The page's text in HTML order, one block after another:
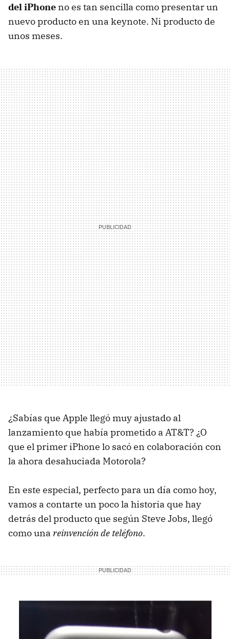
del iPhone no es tan sencilla como presentar un
nuevo producto en una keynote. Ni producto de
unos meses.
¿Sabías que Apple llegó muy ajustado al
lanzamiento que había prometido a AT&T? ¿O
que el primer iPhone lo sacó en colaboración con
la ahora desahuciada Motorola?
En este especial, perfecto para un día como hoy,
vamos a contarte un poco la historia que hay
detrás del producto que según Steve Jobs, llegó
como una reinvención de teléfono.